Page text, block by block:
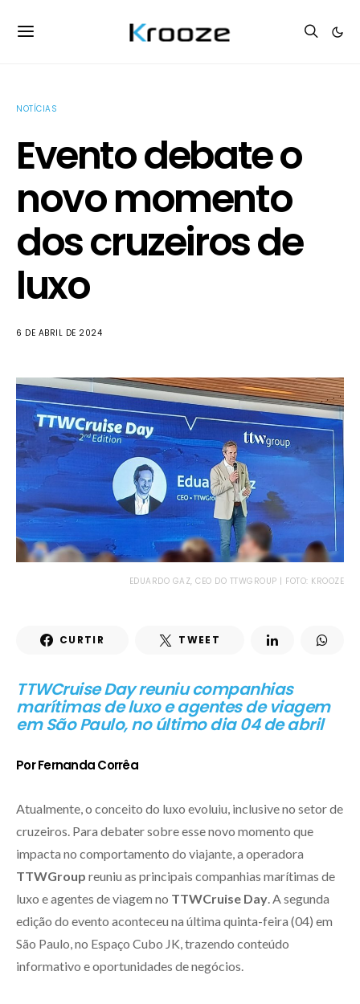
NOTÍCIAS
Evento debate o
novo momento
dos cruzeiros de
luxo
6 DE ABRIL DE 2024
EDUARDO GAZ, CEO DO TTWGROUP | FOTO: KROOZE
CURTIR TWEET
TTWCruise Day reuniu companhias
marítimas de luxo e agentes de viagem
em São Paulo, no último dia 04 de abril
Por Fernanda Corrêa
Atualmente, o conceito do luxo evoluiu, inclusive no setor de
cruzeiros. Para debater sobre esse novo momento que
impacta no comportamento do viajante, a operadora
TTWGroup reuniu as principais companhias marítimas de
luxo e agentes de viagem no TTWCruise Day . A segunda
edição do evento aconteceu na última quinta-feira (04) em
São Paulo, no Espaço Cubo JK, trazendo conteúdo
informativo e oportunidades de negócios.